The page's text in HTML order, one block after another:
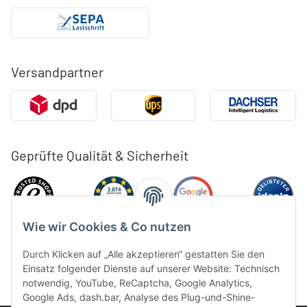
Wie wir Cookies & Co nutzen
Durch Klicken auf „Alle akzeptieren“ gestatten Sie den
Einsatz folgender Dienste auf unserer Website: Technisch
notwendig, YouTube, ReCaptcha, Google Analytics,
Google Ads, dash.bar, Analyse des Plug-und-Shine-
Versandpartner
Geprüfte Qualität & Sicherheit